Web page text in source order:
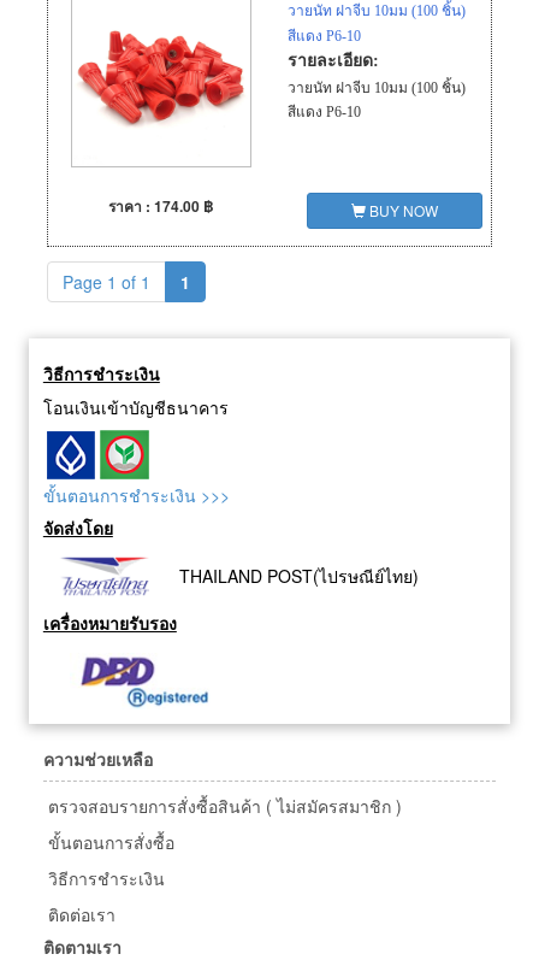
วายนัท ฝาจีบ 10มม (100 ชิ้น)
สีแดง P6-10
รายละเอียด:
วายนัท ฝาจีบ 10มม (100 ชิ้น)
สีแดง P6-10
ราคา : 174.00 ฿ BUY NOW
Page 1 of 1 1
วิธีการชำระเงิน
โอนเงินเข้าบัญชีธนาคาร
ขั้นตอนการชำระเงิน >>>
จัดส่งโดย
THAILAND POST(ไปรษณีย์ไทย)
เครื่องหมายรับรอง
ความช่วยเหลือ
ตรวจสอบรายการสั่งซื้อสินค้า ( ไม่สมัครสมาชิก )
ขั้นตอนการสั่งซื้อ
วิธีการชำระเงิน
ติดต่อเรา
ติดตามเรา